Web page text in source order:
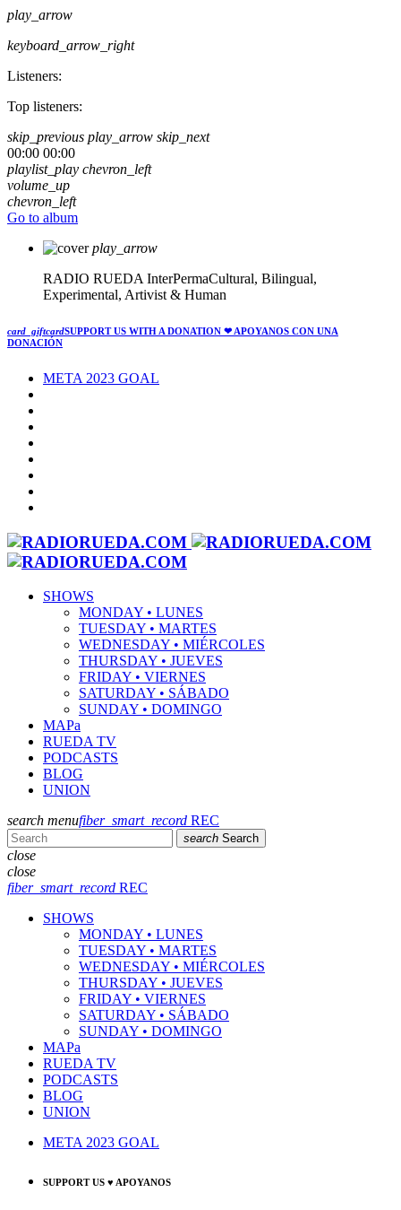
play_arrow
keyboard_arrow_right
Listeners:
Top listeners:
skip_previous play_arrow skip_next
00:00 00:00
playlist_play chevron_left
volume_up
chevron_left
Go to album
play_arrow
RADIO RUEDA InterPermaCultural, Bilingual,
Experimental, Artivist & Human
card_giftcardSUPPORT US WITH A DONATION ❤ APOYANOS CON UNA
DONACIÓN
META 2023 GOAL
SHOWS
MONDAY • LUNES
TUESDAY • MARTES
WEDNESDAY • MIÉRCOLES
THURSDAY • JUEVES
FRIDAY • VIERNES
SATURDAY • SÁBADO
SUNDAY • DOMINGO
MAPa
RUEDA TV
PODCASTS
BLOG
UNION
search menufiber_smart_record REC
search Search
close
close
fiber_smart_record REC
SHOWS
MONDAY • LUNES
TUESDAY • MARTES
WEDNESDAY • MIÉRCOLES
THURSDAY • JUEVES
FRIDAY • VIERNES
SATURDAY • SÁBADO
SUNDAY • DOMINGO
MAPa
RUEDA TV
PODCASTS
BLOG
UNION
META 2023 GOAL
SUPPORT US ♥ APOYANOS